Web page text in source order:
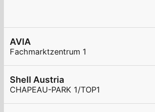
AVIA
Fachmarktzentrum 1
Shell Austria
CHAPEAU-PARK 1/TOP1